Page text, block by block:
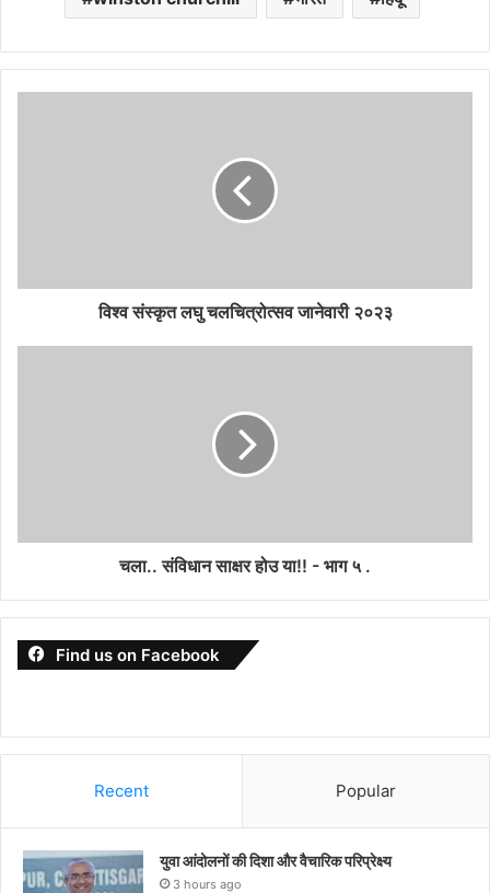
विश्व संस्कृत लघु चलचित्रोत्सव जानेवारी २०२३
चला.. संविधान साक्षर होउ या!! - भाग ५ .
Find us on Facebook
Recent Popular
युवा आंदोलनों की दिशा और वैचारिक परिप्रेक्ष्य
3 hours ago